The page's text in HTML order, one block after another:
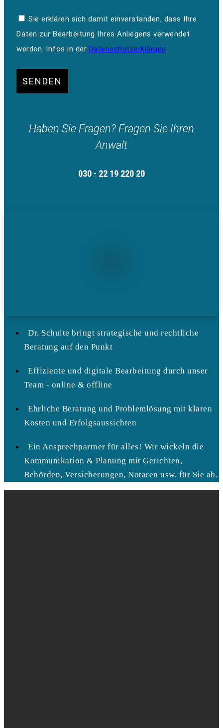
Sie erklären sich damit einverstanden, dass Ihre
Daten zur Bearbeitung Ihres Anliegens verwendet
werden. Infos in der Datenschutzerklärung.
SENDEN
Haben Sie Fragen? Fragen Sie Ihren
Anwalt
030 - 22 19 220 20
Dr. Schulte bringt strategische und rechtliche
Beratung auf den Punkt
Effiziente und digitale Bearbeitung durch unser
Team - online & offline
Ehrliche Beratung und Problemlösung mit klaren
Kosten und Erfolgsaussichten
Ein Ansprechpartner für alles! Wir wickeln die
Kommunikation & Planung mit Gerichten,
Behörden, Versicherungen, Notaren usw. für Sie ab.